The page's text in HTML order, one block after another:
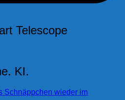
Telescope
KI.